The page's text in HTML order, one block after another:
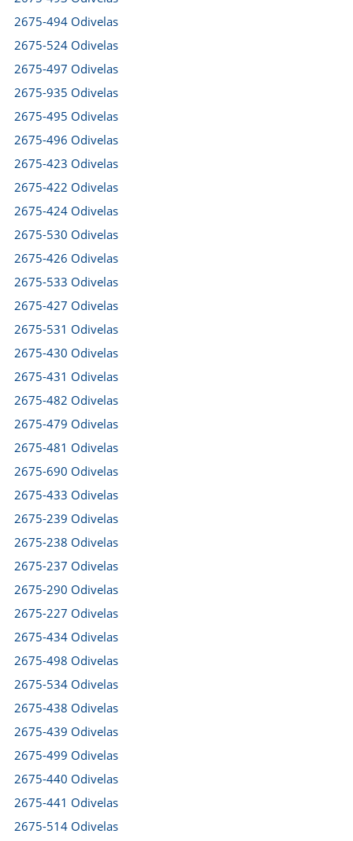
2675-494 Odivelas
2675-524 Odivelas
2675-497 Odivelas
2675-935 Odivelas
2675-495 Odivelas
2675-496 Odivelas
2675-423 Odivelas
2675-422 Odivelas
2675-424 Odivelas
2675-530 Odivelas
2675-426 Odivelas
2675-533 Odivelas
2675-427 Odivelas
2675-531 Odivelas
2675-430 Odivelas
2675-431 Odivelas
2675-482 Odivelas
2675-479 Odivelas
2675-481 Odivelas
2675-690 Odivelas
2675-433 Odivelas
2675-239 Odivelas
2675-238 Odivelas
2675-237 Odivelas
2675-290 Odivelas
2675-227 Odivelas
2675-434 Odivelas
2675-498 Odivelas
2675-534 Odivelas
2675-438 Odivelas
2675-439 Odivelas
2675-499 Odivelas
2675-440 Odivelas
2675-441 Odivelas
2675-514 Odivelas